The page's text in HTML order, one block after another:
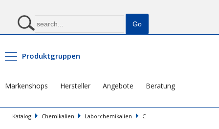
Produktgruppen
Markenshops Hersteller Angebote Beratung
Katalog Chemikalien Laborchemikalien C